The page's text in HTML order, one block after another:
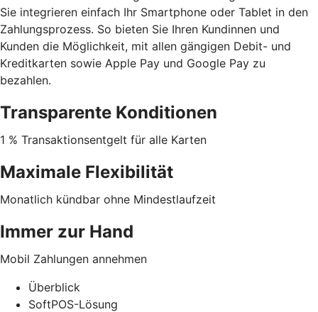
Sie integrieren einfach Ihr Smartphone oder Tablet in den
Zahlungsprozess. So bieten Sie Ihren Kundinnen und
Kunden die Möglichkeit, mit allen gängigen Debit- und
Kreditkarten sowie Apple Pay und Google Pay zu
bezahlen.
Transparente Konditionen
1 % Transaktionsentgelt für alle Karten
Maximale Flexibilität
Monatlich kündbar ohne Mindestlaufzeit
Immer zur Hand
Mobil Zahlungen annehmen
Überblick
SoftPOS-Lösung